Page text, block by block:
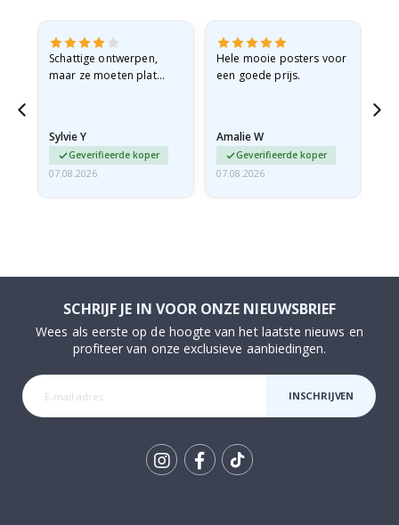
Schattige ontwerpen,
maar ze moeten plat
beetje…
Sylvie Y
Geverifieerde koper
07.08.2026
Hele mooie posters voor
een goede prijs.
Amalie W
Geverifieerde koper
07.08.2026
SCHRIJF JE IN VOOR ONZE NIEUWSBRIEF
Wees als eerste op de hoogte van het laatste nieuws en
profiteer van onze exclusieve aanbiedingen.
INSCHRIJVEN